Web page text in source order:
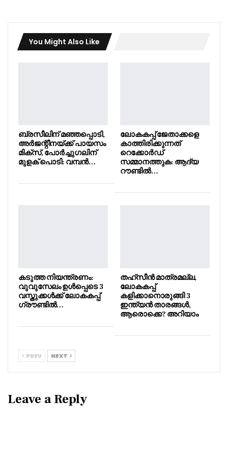
You Might Also Like
ബ്രസീലിന് മഞ്ഞപ്പൊടി,
അർജന്റീനയ്ക്ക് പായസം
മിക്സ്, പോർച്ചുഗലിന്
മുളക് പൊടി: വമ്പൻ…
ലോകകപ്പ് ജേതാക്കളെ
കാത്തിരിക്കുന്നത്
റെക്കോർഡ്
സമ്മാനത്തുക: ആദ്യ
റൗണ്ടിൽ…
കടുത്ത നിയന്ത്രണം:
വുവുസേലം ഉൾപ്പെടെ 3
വസ്തുക്കൾക്ക് ലോകകപ്പ്
ഗ്രൗണ്ടിൽ…
തഹ്സീൻ മാത്രമല്ല,
ലോകകപ്പ്
കളിക്കാനൊരുങ്ങി 3
ഇന്ത്യൻ താരങ്ങൾ,
ആരൊക്കെ? അറിയാം
PREV NEXT
Leave a Reply